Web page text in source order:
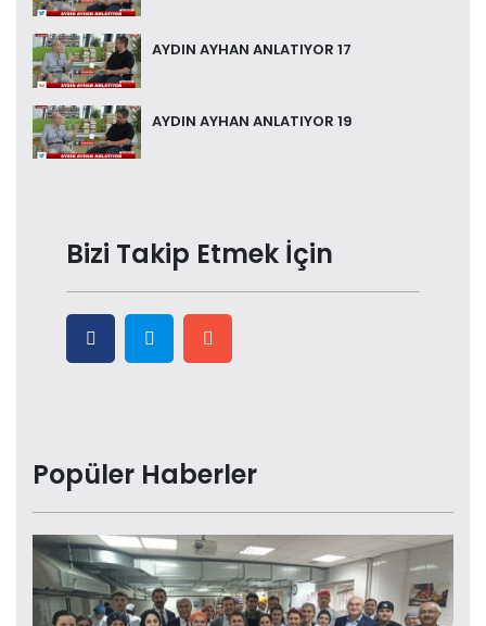
AYDIN AYHAN ANLATIYOR 17
AYDIN AYHAN ANLATIYOR 19
Bizi Takip Etmek İçin
Popüler Haberler